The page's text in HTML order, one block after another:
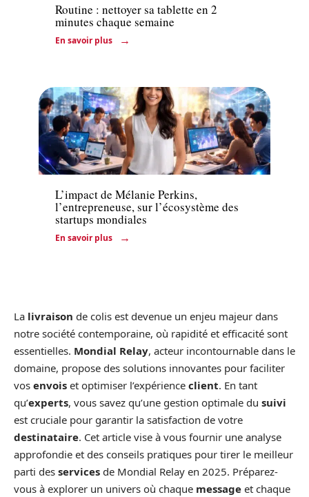
Routine : nettoyer sa tablette en 2
minutes chaque semaine
En savoir plus
Entreprise
L’impact de Mélanie Perkins,
l’entrepreneuse, sur l’écosystème des
startups mondiales
En savoir plus
La livraison de colis est devenue un enjeu majeur dans
notre société contemporaine, où rapidité et efficacité sont
essentielles. Mondial Relay, acteur incontournable dans le
domaine, propose des solutions innovantes pour faciliter
vos envois et optimiser l’expérience client. En tant
qu’experts, vous savez qu’une gestion optimale du suivi
est cruciale pour garantir la satisfaction de votre
destinataire. Cet article vise à vous fournir une analyse
approfondie et des conseils pratiques pour tirer le meilleur
parti des services de Mondial Relay en 2025. Préparez-
vous à explorer un univers où chaque message et chaque